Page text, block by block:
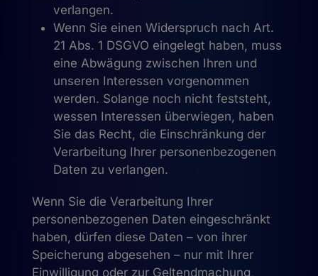
verlangen.
Wenn Sie einen Widerspruch nach Art.
21 Abs. 1 DSGVO eingelegt haben, muss
eine Abwägung zwischen Ihren und
unseren Interessen vorgenommen
werden. Solange noch nicht feststeht,
wessen Interessen überwiegen, haben
Sie das Recht, die Einschränkung der
Verarbeitung Ihrer personenbezogenen
Daten zu verlangen.
Wenn Sie die Verarbeitung Ihrer
personenbezogenen Daten eingeschränkt
haben, dürfen diese Daten – von ihrer
Speicherung abgesehen – nur mit Ihrer
Einwilligung oder zur Geltendmachung,